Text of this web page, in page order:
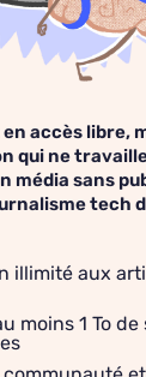
accès libre,
qui ne
média sans
tech
illimité aux
moins 1 To